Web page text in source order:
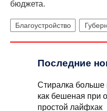
бюджета.
Благоустройство
Последние
Стиралка больше
как бешеная при
простой лайфхак